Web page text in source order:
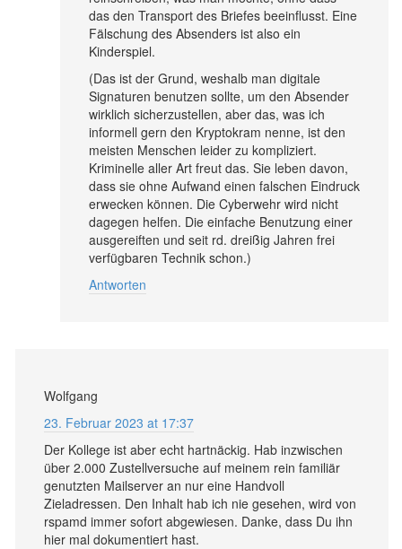
das den Transport des Briefes beeinflusst. Eine
Fälschung des Absenders ist also ein
Kinderspiel.
(Das ist der Grund, weshalb man digitale
Signaturen benutzen sollte, um den Absender
wirklich sicherzustellen, aber das, was ich
informell gern den Kryptokram nenne, ist den
meisten Menschen leider zu kompliziert.
Kriminelle aller Art freut das. Sie leben davon,
dass sie ohne Aufwand einen falschen Eindruck
erwecken können. Die Cyberwehr wird nicht
dagegen helfen. Die einfache Benutzung einer
ausgereiften und seit rd. dreißig Jahren frei
verfügbaren Technik schon.)
Antworten
Wolfgang
23. Februar 2023 at 17:37
Der Kollege ist aber echt hartnäckig. Hab inzwischen
über 2.000 Zustellversuche auf meinem rein familiär
genutzten Mailserver an nur eine Handvoll
Zieladressen. Den Inhalt hab ich nie gesehen, wird von
rspamd immer sofort abgewiesen. Danke, dass Du ihn
hier mal dokumentiert hast.